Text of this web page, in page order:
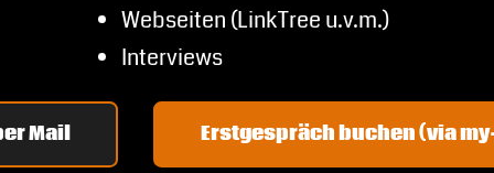
Webseiten (LinkTree u.v.m.)
Interviews
Mail Erstgespräch buchen (via